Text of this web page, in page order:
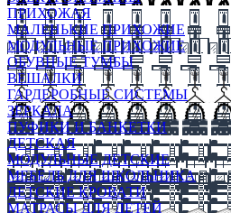
ПРИХОЖАЯ
МАЛЕНЬКИЕ ПРИХОЖИЕ
МОДУЛЬНЫЕ ПРИХОЖИЕ
ОБУВНЫЕ ТУМБЫ
ВЕШАЛКИ
ГАРДЕРОБНЫЕ СИСТЕМЫ
ЗЕРКАЛА
ПУФИКИ И БАНКЕТКИ
ДЕТСКАЯ
МОДУЛЬНЫЕ ДЕТСКИЕ
МЕБЕЛЬ ДЛЯ ШКОЛЬНИКА
ДЕТСКИЕ КРОВАТИ
МАТРАСЫ ДЛЯ ДЕТЕЙ